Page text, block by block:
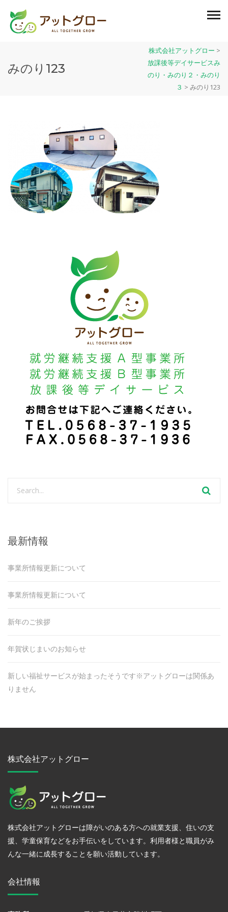
みのり123
株式会社アットグロー >
放課後等デイサービスみ
のり・みのり２・みのり
３ > みのり123
最新情報
事業所情報更新について
事業所情報更新について
新年のご挨拶
年賀状じまいのお知らせ
新しい福祉サービスが始まったそうです※アットグローは関係あ
りません
株式会社アットグロー
株式会社アットグローは障がいのある方への就業支援、住いの支
援、学童保育などをお手伝いをしています。利用者様と職員がみ
んな一緒に成長することを願い活動しています。
会社情報